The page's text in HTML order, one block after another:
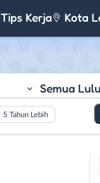
Tips Kerja Kota
Semua
5 Tahun Lebih